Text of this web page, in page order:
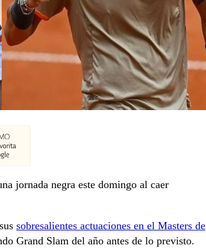
jornada negra este domingo al caer
sobresalientes actuaciones en el Masters de
Grand Slam del año antes de lo previsto.